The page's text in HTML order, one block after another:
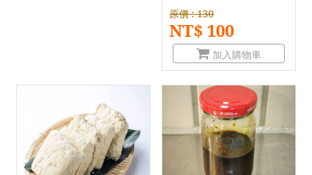
原價 : 130
NT$ 100
加入購物車